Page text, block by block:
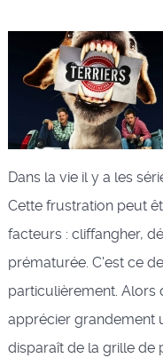
Dans la vie il y a les
Cette frustration peut
facteurs : cliffangher,
prématurée. C'est ce
particulièrement. Alors
apprécier grandement
disparaît de la grille de